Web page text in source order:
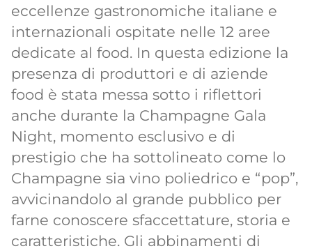
eccellenze gastronomiche italiane e
internazionali ospitate nelle 12 aree
dedicate al food. In questa edizione la
presenza di produttori e di aziende
food è stata messa sotto i riflettori
anche durante la Champagne Gala
Night, momento esclusivo e di
prestigio che ha sottolineato come lo
Champagne sia vino poliedrico e “pop”,
avvicinandolo al grande pubblico per
farne conoscere sfaccettature, storia e
caratteristiche. Gli abbinamenti di